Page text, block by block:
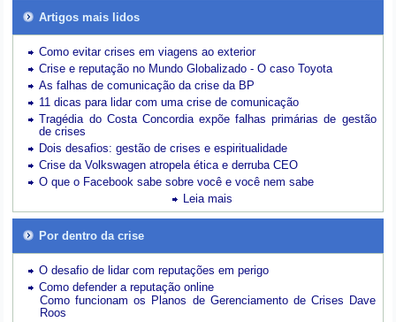
Artigos mais lidos
Como evitar crises em viagens ao exterior
Crise e reputação no Mundo Globalizado - O caso Toyota
As falhas de comunicação da crise da BP
11 dicas para lidar com uma crise de comunicação
Tragédia do Costa Concordia expõe falhas primárias de gestão
de crises
Dois desafios: gestão de crises e espiritualidade
Crise da Volkswagen atropela ética e derruba CEO
O que o Facebook sabe sobre você e você nem sabe
Leia mais
Por dentro da crise
O desafio de lidar com reputações em perigo
Como defender a reputação online
Como funcionam os Planos de Gerenciamento de Crises Dave
Roos